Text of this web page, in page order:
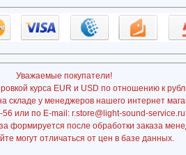
Уважаемые покупатели!
курса EUR и USD по отношению к
складе у менеджеров нашего интернет
или по E-mail: r.store@light-sound-service.ru
формируется после обработки заказа
могут отличаться от цен в базе данных.